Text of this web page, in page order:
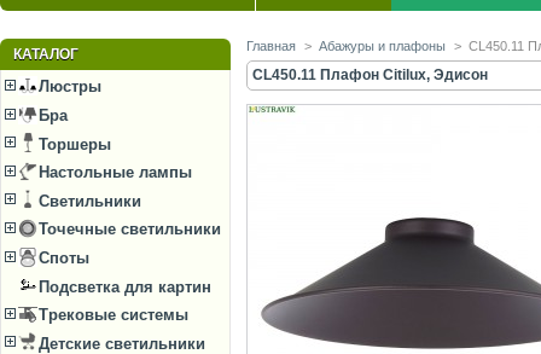
КАТАЛОГ
Люстры
Бра
Торшеры
Настольные лампы
Светильники
Точечные светильники
Споты
Подсветка для картин
Трековые системы
Детские светильники
Главная > Абажуры и плафоны > CL450.11
CL450.11 Плафон Citilux, Эдисон